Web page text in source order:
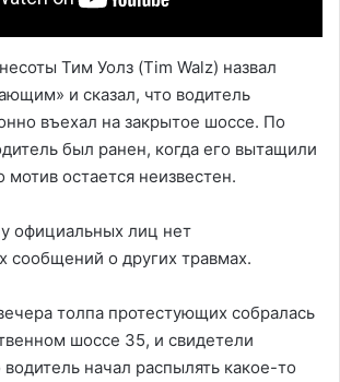
Тим Уолз (Tim Walz) назвал
и сказал, что водитель
въехал на закрытое шоссе. По
был ранен, когда его вытащили
остается неизвестен.
у официальных лиц нет
сообщений о других травмах.
толпа протестующих собралась
шоссе 35, и свидетели
начал распылять какое-то